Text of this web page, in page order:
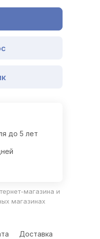
до 5 лет
магазина и
магазинах
Доставка